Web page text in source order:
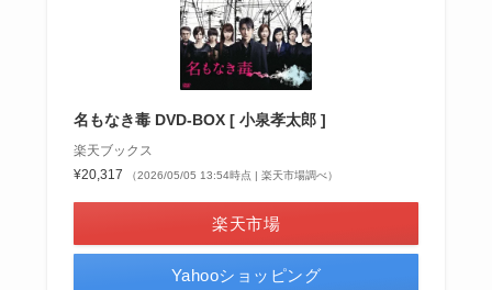
名もなき毒 DVD-BOX [ 小泉孝太郎 ]
楽天ブックス
¥20,317
（2026/05/05 13:54時点 | 楽天市場調べ）
楽天市場
Yahooショッピング